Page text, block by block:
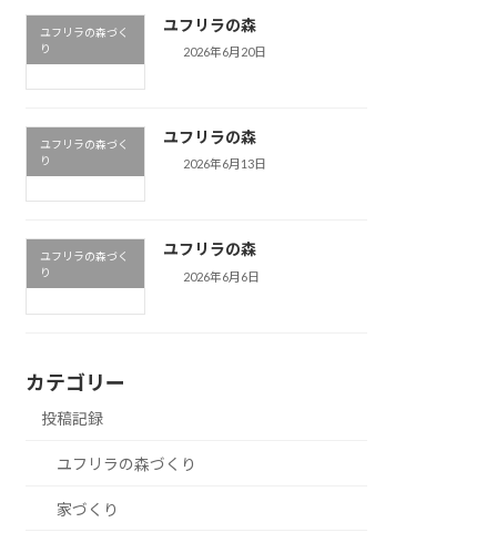
ユフリラの森づく
り
ユフリラの森
2026年6月20日
ユフリラの森づく
り
ユフリラの森
2026年6月13日
ユフリラの森づく
り
ユフリラの森
2026年6月6日
カテゴリー
投稿記録
ユフリラの森づくり
家づくり